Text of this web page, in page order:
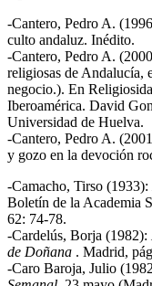
-Cantero, Pedro A.
culto andaluz. Inédito.
-Cantero, Pedro A.
religiosas de Andalucía,
negocio.). En
Iberoamérica. David
Universidad de Huelva.
-Cantero, Pedro A.
y gozo en la devoción
-Camacho, Tirso (1933):
Boletín de la Academia
62: 74-78.
-Cardelús, Borja (1982):
de Doñana . Madrid,
-Caro Baroja, Julio